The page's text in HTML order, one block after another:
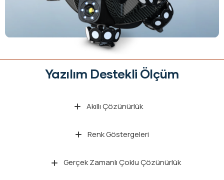
Yazılım Destekli Ölçüm
Akıllı Çözünürlük
Renk Göstergeleri
Gerçek Zamanlı Çoklu Çözünürlük